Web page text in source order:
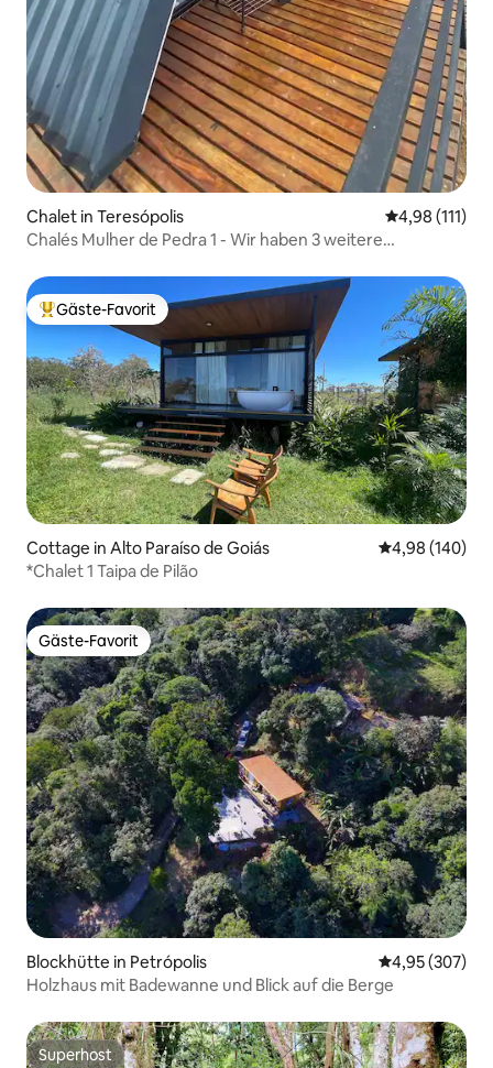
Chalet in Teresópolis
4,98 (111)
Chalés Mulher de Pedra 1 - Wir haben 3 weitere
Beliebter Gäste-Favorit.
Gäste-Favorit
Cottage in Alto Paraíso de Goiás
4,98 (140)
*Chalet 1 Taipa de Pilão
Gäste-Favorit
Gäste-Favorit
Blockhütte in Petrópolis
4,95 (307)
Holzhaus mit Badewanne und Blick auf die Berge
Superhost